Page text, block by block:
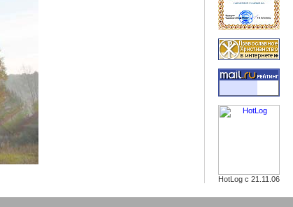
HotLog с 21.11.06